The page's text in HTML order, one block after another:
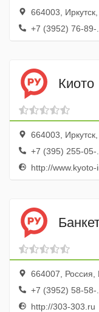
664003,
+7 (3952) 76-89-...
Киото
664003,
+7 (395) 255-05-...
http://www.kyoto-
664007, Россия,
+7 (3952) 58-58-...
http://303-303.ru